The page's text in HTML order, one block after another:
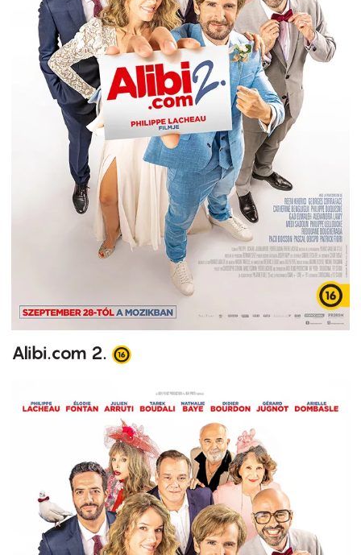
Alibi.com 2.